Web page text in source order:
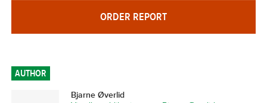
ORDER REPORT
AUTHOR
Bjarne Øverlid